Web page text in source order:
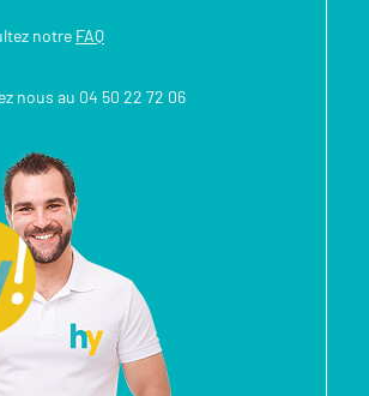
notre FAQ
nous au 04 50 22 72 06